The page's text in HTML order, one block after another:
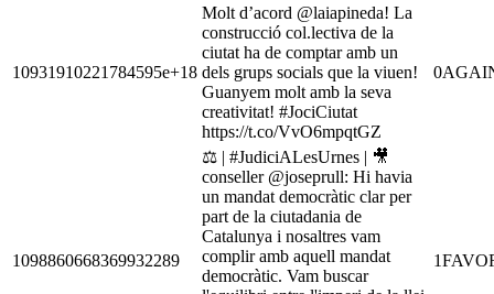
10931910221784595e+18
Molt d’acord @laiapineda! La
construcció col.lectiva de la
ciutat ha de comptar amb un
dels grups socials que la viuen!
Guanyem molt amb la seva
creativitat! #JociCiutat
https://t.co/VvO6mpqtGZ
0
1098860668369932289
⚖️ | #JudiciALesUrnes | 🎥
conseller @joseprull: Hi havia
un mandat democràtic clar per
part de la ciutadania de
Catalunya i nosaltres vam
complir amb aquell mandat
democràtic. Vam buscar
1